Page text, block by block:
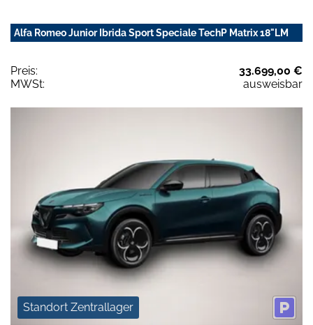
Alfa Romeo Junior Ibrida Sport Speciale TechP Matrix 18"LM
Preis:
33.699,00 €
MWSt:
ausweisbar
Standort Zentrallager